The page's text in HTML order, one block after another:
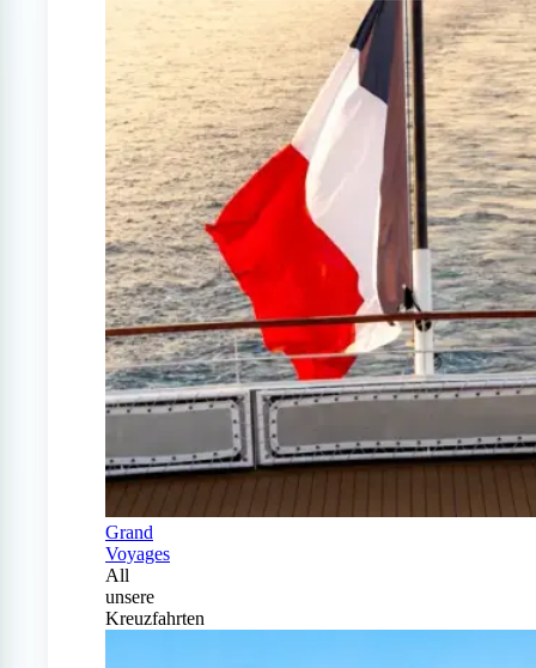
Grand
Voyages
All
unsere
Kreuzfahrten